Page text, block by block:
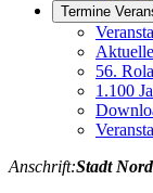
Termine
56.
1.100
Anschrift:Stadt